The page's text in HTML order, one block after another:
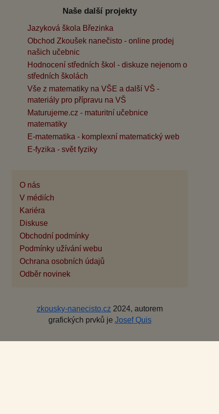
Naše další projekty
Jazyková škola Březinka
Obchod Zkoušek nanečisto - online prodej
našich učebnic
Hodnocení středních škol - diskuze nejenom o
středních školách
Vše z matematiky na VŠE a další VŠ -
materiály pro přípravu na VŠ
Maturujeme.cz - maturitní učebnice
matematiky
E-matematika - komplexní matematický web
E-fyzika - svět fyziky
O nás
V médiích
Kariéra
Diskuse
Obchodní podmínky
Podmínky užívání webu
Ochrana osobních údajů
Odběr novinek
zkousky-nanecisto.cz 2024, autorem
grafických prvků je Josef Quis